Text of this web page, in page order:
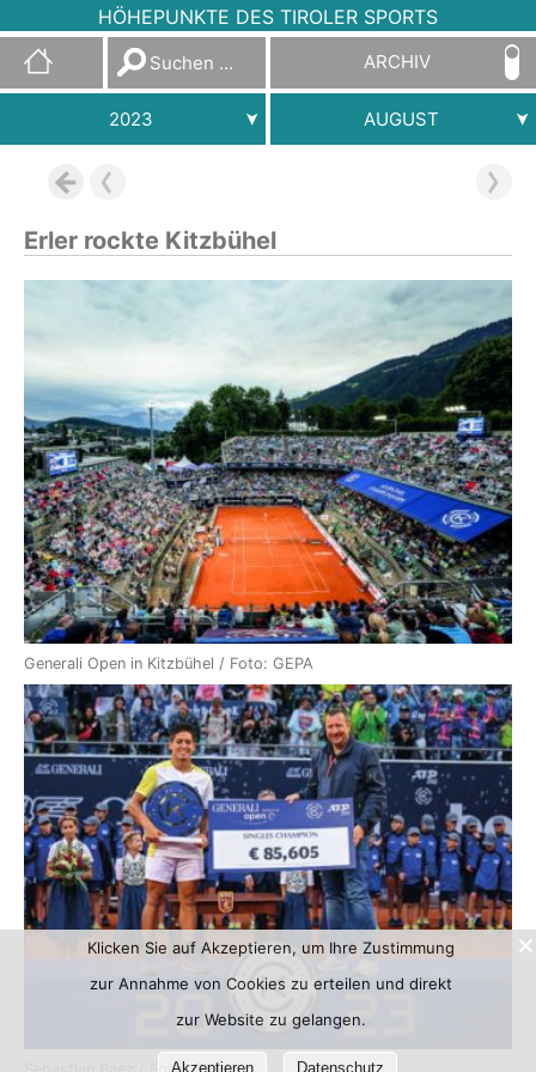
HÖHEPUNKTE DES TIROLER SPORTS
Suchen
nach:
ARCHIV
2023 AUGUST
Erler rockte Kitzbühel
Generali Open in Kitzbühel / Foto: GEPA
Sebastian Baez / Foto: GEPA
Klicken Sie auf Akzeptieren, um Ihre Zustimmung
zur Annahme von Cookies zu erteilen und direkt
zur Website zu gelangen.
Akzeptieren Datenschutz